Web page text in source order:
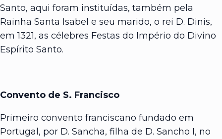
Santo, aqui foram instituídas, também pela
Rainha Santa Isabel e seu marido, o rei D. Dinis,
em 1321, as célebres Festas do Império do Divino
Espírito Santo.
Convento de S. Francisco
Primeiro convento franciscano fundado em
Portugal, por D. Sancha, filha de D. Sancho I, no